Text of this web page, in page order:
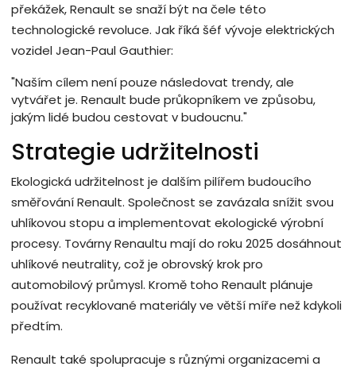
překážek, Renault se snaží být na čele této
technologické revoluce. Jak říká šéf vývoje elektrických
vozidel Jean-Paul Gauthier:
"Naším cílem není pouze následovat trendy, ale
vytvářet je. Renault bude průkopníkem ve způsobu,
jakým lidé budou cestovat v budoucnu."
Strategie udržitelnosti
Ekologická udržitelnost je dalším pilířem budoucího
směřování Renault. Společnost se zavázala snížit svou
uhlíkovou stopu a implementovat ekologické výrobní
procesy. Továrny Renaultu mají do roku 2025 dosáhnout
uhlíkové neutrality, což je obrovský krok pro
automobilový průmysl. Kromě toho Renault plánuje
používat recyklované materiály ve větší míře než kdykoli
předtím.
Renault také spolupracuje s různými organizacemi a